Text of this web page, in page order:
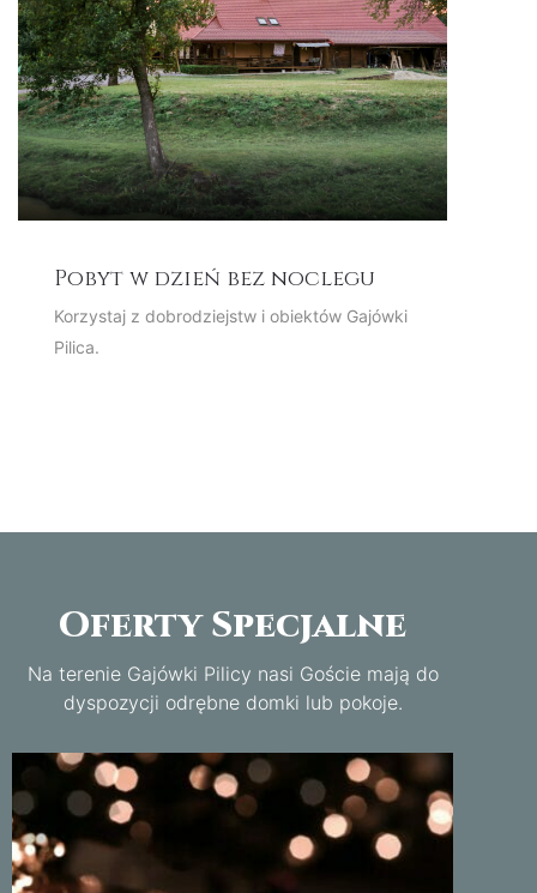
Pobyt w dzień bez noclegu
Korzystaj z dobrodziejstw i obiektów Gajówki
Pilica.
Oferty Specjalne
Na terenie Gajówki Pilicy nasi Goście mają do
dyspozycji odrębne domki lub pokoje.